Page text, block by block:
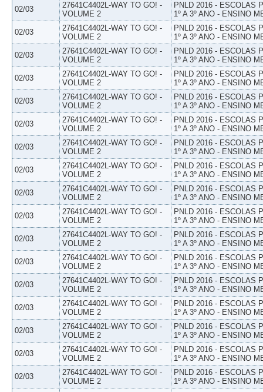
02/03
27641C4402L-WAY TO GO! -
VOLUME 2
PNLD 2016 - ESCOLAS
1º A 3º ANO - ENSINO
02/03
27641C4402L-WAY TO GO! -
VOLUME 2
PNLD 2016 - ESCOLAS
1º A 3º ANO - ENSINO
02/03
27641C4402L-WAY TO GO! -
VOLUME 2
PNLD 2016 - ESCOLAS
1º A 3º ANO - ENSINO
02/03
27641C4402L-WAY TO GO! -
VOLUME 2
PNLD 2016 - ESCOLAS
1º A 3º ANO - ENSINO
02/03
27641C4402L-WAY TO GO! -
VOLUME 2
PNLD 2016 - ESCOLAS
1º A 3º ANO - ENSINO
02/03
27641C4402L-WAY TO GO! -
VOLUME 2
PNLD 2016 - ESCOLAS
1º A 3º ANO - ENSINO
02/03
27641C4402L-WAY TO GO! -
VOLUME 2
PNLD 2016 - ESCOLAS
1º A 3º ANO - ENSINO
02/03
27641C4402L-WAY TO GO! -
VOLUME 2
PNLD 2016 - ESCOLAS
1º A 3º ANO - ENSINO
02/03
27641C4402L-WAY TO GO! -
VOLUME 2
PNLD 2016 - ESCOLAS
1º A 3º ANO - ENSINO
02/03
27641C4402L-WAY TO GO! -
VOLUME 2
PNLD 2016 - ESCOLAS
1º A 3º ANO - ENSINO
02/03
27641C4402L-WAY TO GO! -
VOLUME 2
PNLD 2016 - ESCOLAS
1º A 3º ANO - ENSINO
02/03
27641C4402L-WAY TO GO! -
VOLUME 2
PNLD 2016 - ESCOLAS
1º A 3º ANO - ENSINO
02/03
27641C4402L-WAY TO GO! -
VOLUME 2
PNLD 2016 - ESCOLAS
1º A 3º ANO - ENSINO
02/03
27641C4402L-WAY TO GO! -
VOLUME 2
PNLD 2016 - ESCOLAS
1º A 3º ANO - ENSINO
02/03
27641C4402L-WAY TO GO! -
VOLUME 2
PNLD 2016 - ESCOLAS
1º A 3º ANO - ENSINO
02/03
27641C4402L-WAY TO GO! -
VOLUME 2
PNLD 2016 - ESCOLAS
1º A 3º ANO - ENSINO
02/03
27641C4402L-WAY TO GO! -
VOLUME 2
PNLD 2016 - ESCOLAS
1º A 3º ANO - ENSINO